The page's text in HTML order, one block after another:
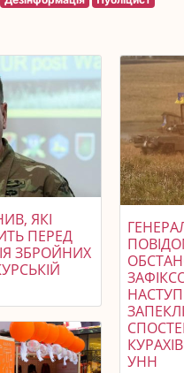
ЯКІ
ПЕРЕД
ЗБРОЙНИХ
УНН